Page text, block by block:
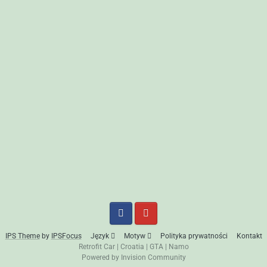
IPS Themeby IPSFocus Język Motyw Polityka prywatności
Kontakt
Retrofit Car| Croatia GTA|
Namo
Powered by Invision Community